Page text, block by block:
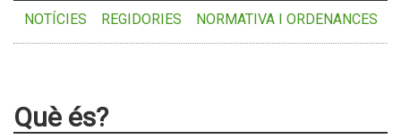
NOTÍCIES REGIDORIES NORMATIVA I ORDENANCES
Què és?